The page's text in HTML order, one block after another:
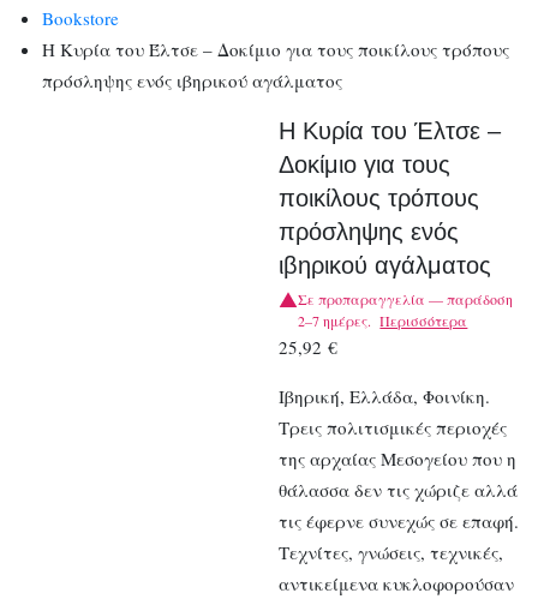
Bookstore
Η Κυρία του Έλτσε – Δοκίμιο για τους ποικίλους τρόπους
πρόσληψης ενός ιβηρικού αγάλματος
Η Κυρία του Έλτσε –
Δοκίμιο για τους
ποικίλους τρόπους
πρόσληψης ενός
ιβηρικού αγάλματος
Σε προπαραγγελία — παράδοση
2–7 ημέρες. Περισσότερα
25,92€
Ιβηρική, Ελλάδα, Φοινίκη.
Τρεις πολιτισμικές περιοχές
της αρχαίας Μεσογείου που η
θάλασσα δεν τις χώριζε αλλά
τις έφερνε συνεχώς σε επαφή.
Τεχνίτες, γνώσεις, τεχνικές,
αντικείμενα κυκλοφορούσαν